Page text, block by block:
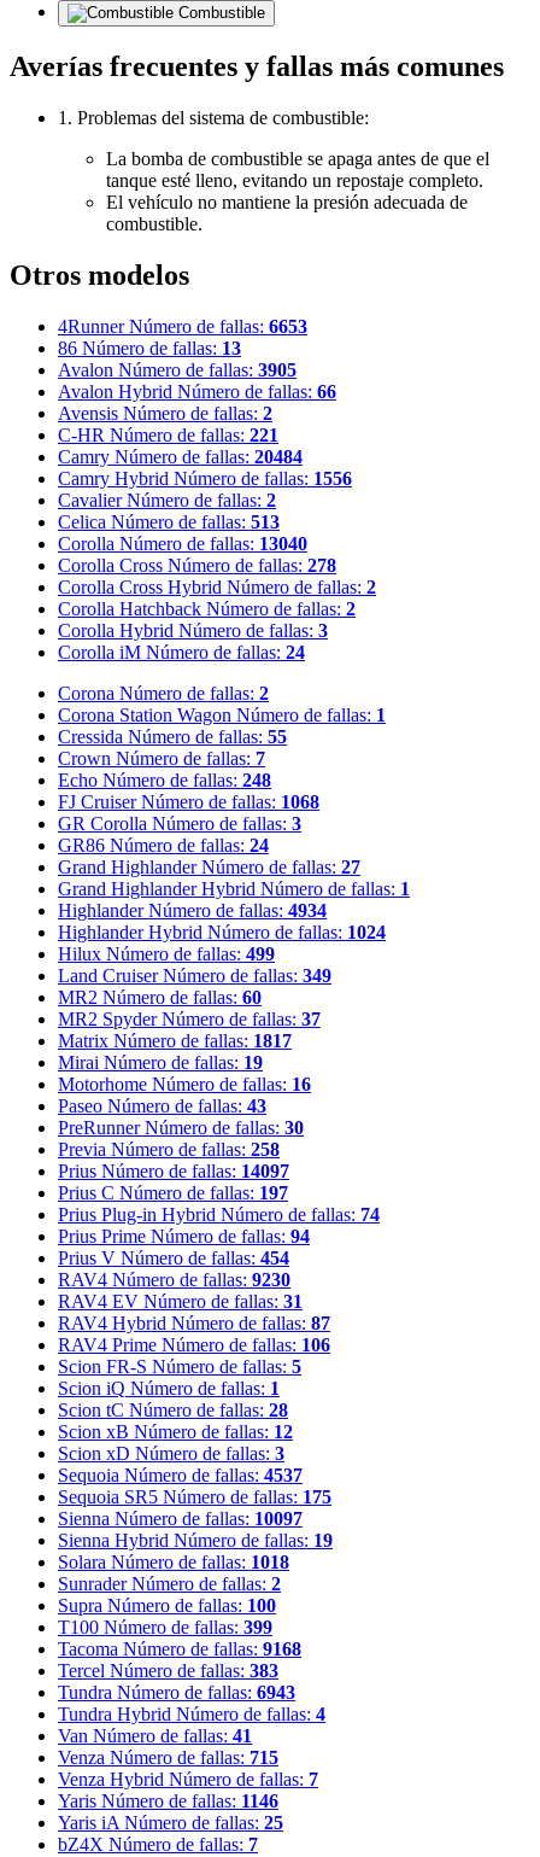
Combustible
Averías frecuentes y fallas más comunes
1. Problemas del sistema de combustible:
La bomba de combustible se apaga antes de que el
tanque esté lleno, evitando un repostaje completo.
El vehículo no mantiene la presión adecuada de
combustible.
Otros modelos
4Runner Número de fallas: 6653
86 Número de fallas: 13
Avalon Número de fallas: 3905
Avalon Hybrid Número de fallas: 66
Avensis Número de fallas: 2
C-HR Número de fallas: 221
Camry Número de fallas: 20484
Camry Hybrid Número de fallas: 1556
Cavalier Número de fallas: 2
Celica Número de fallas: 513
Corolla Número de fallas: 13040
Corolla Cross Número de fallas: 278
Corolla Cross Hybrid Número de fallas: 2
Corolla Hatchback Número de fallas: 2
Corolla Hybrid Número de fallas: 3
Corolla iM Número de fallas: 24
Corona Número de fallas: 2
Corona Station Wagon Número de fallas: 1
Cressida Número de fallas: 55
Crown Número de fallas: 7
Echo Número de fallas: 248
FJ Cruiser Número de fallas: 1068
GR Corolla Número de fallas: 3
GR86 Número de fallas: 24
Grand Highlander Número de fallas: 27
Grand Highlander Hybrid Número de fallas: 1
Highlander Número de fallas: 4934
Highlander Hybrid Número de fallas: 1024
Hilux Número de fallas: 499
Land Cruiser Número de fallas: 349
MR2 Número de fallas: 60
MR2 Spyder Número de fallas: 37
Matrix Número de fallas: 1817
Mirai Número de fallas: 19
Motorhome Número de fallas: 16
Paseo Número de fallas: 43
PreRunner Número de fallas: 30
Previa Número de fallas: 258
Prius Número de fallas: 14097
Prius C Número de fallas: 197
Prius Plug-in Hybrid Número de fallas: 74
Prius Prime Número de fallas: 94
Prius V Número de fallas: 454
RAV4 Número de fallas: 9230
RAV4 EV Número de fallas: 31
RAV4 Hybrid Número de fallas: 87
RAV4 Prime Número de fallas: 106
Scion FR-S Número de fallas: 5
Scion iQ Número de fallas: 1
Scion tC Número de fallas: 28
Scion xB Número de fallas: 12
Scion xD Número de fallas: 3
Sequoia Número de fallas: 4537
Sequoia SR5 Número de fallas: 175
Sienna Número de fallas: 10097
Sienna Hybrid Número de fallas: 19
Solara Número de fallas: 1018
Sunrader Número de fallas: 2
Supra Número de fallas: 100
T100 Número de fallas: 399
Tacoma Número de fallas: 9168
Tercel Número de fallas: 383
Tundra Número de fallas: 6943
Tundra Hybrid Número de fallas: 4
Van Número de fallas: 41
Venza Número de fallas: 715
Venza Hybrid Número de fallas: 7
Yaris Número de fallas: 1146
Yaris iA Número de fallas: 25
bZ4X Número de fallas: 7